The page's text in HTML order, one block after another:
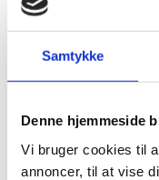
Samtykke
Denne hjemmeside
Vi bruger cookies til
annoncer, til at vise
For at kunne
aktører i
udvikling.
virksomheder,
forudsætning for
selskaber.
de multinationale
viden og